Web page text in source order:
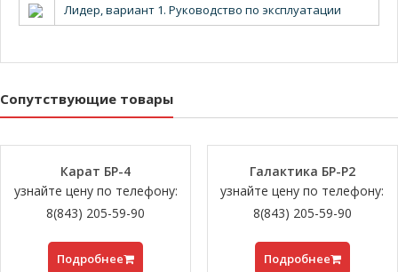
Лидер, вариант 1. Руководство по эксплуатации
Сопутствующие товары
Карат БР-4
узнайте цену по телефону:
8(843) 205-59-90
Подробнее
Галактика БР-Р2
узнайте цену по телефону:
8(843) 205-59-90
Подробнее